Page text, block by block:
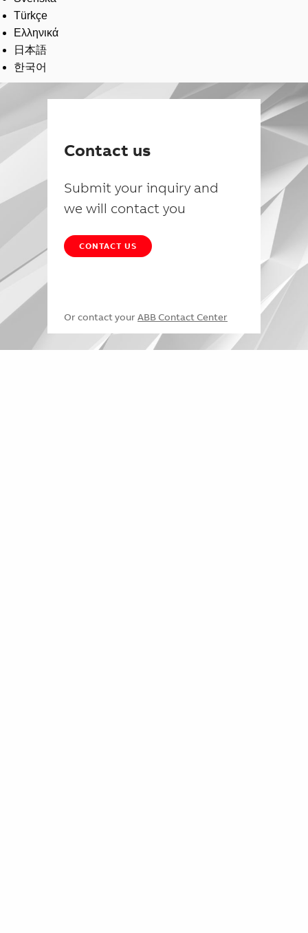
Türkçe
Ελληνικά
日本語
한국어
Contact us
Submit your inquiry and
we will contact you
CONTACT US
Or contact your ABB Contact Center